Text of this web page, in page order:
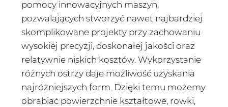
pomocy innowacyjnych maszyn,
pozwalających stworzyć nawet najbardziej
skomplikowane projekty przy zachowaniu
wysokiej precyzji, doskonałej jakości oraz
relatywnie niskich kosztów. Wykorzystanie
różnych ostrzy daje możliwość uzyskania
najróżniejszych form. Dzięki temu możemy
obrabiać powierzchnie kształtowe, rowki,